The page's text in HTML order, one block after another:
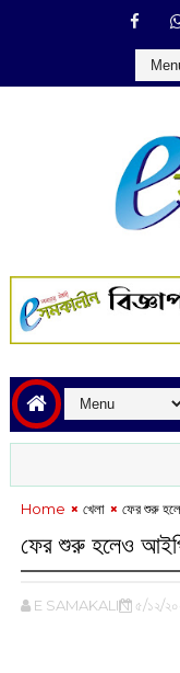
আজকের
Home খেলা ফের শুরু
ফের শুরু হলেও
E SAMAKALIN ৫/১২/